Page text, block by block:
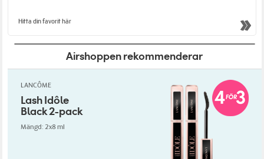
Hitta din favorit här
Airshoppen rekommenderar
LANCÔME
Lash Idôle
Black 2-pack
Mängd: 2x8 ml